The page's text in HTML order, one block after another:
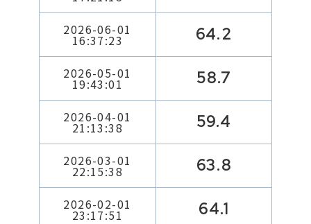
2026-06-01
16:37:23 64.2
2026-05-01
19:43:01 58.7
2026-04-01
21:13:38 59.4
2026-03-01
22:15:38 63.8
2026-02-01
23:17:51 64.1